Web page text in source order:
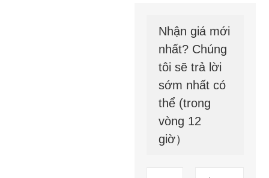
Nhận giá mới
nhất? Chúng
tôi sẽ trả lời
sớm nhất có
thể (trong
vòng 12
giờ）